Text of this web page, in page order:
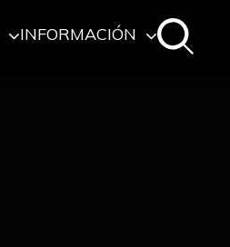
INFORMACIÓN